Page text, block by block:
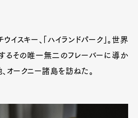
イスキー、「ハイランドパーク」。世界
るその唯一無二のフレーバーに導か
オークニー諸島を訪ねた。